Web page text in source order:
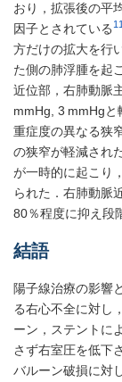
おり，拡張後の平
因子とされている
方だけの拡大を行
た側の肺浮腫を起
近位部，右肺動脈
mmHg, 3 mmHgと
重症度の異なる狭
の狭窄が軽減され
が一時的に起こり
られた．右肺動脈
80％程度に抑え段
結語
陽子線治療の影響
る右心不全に対し
ーン，ステントに
さず右室圧を低下
バルーン破損に対